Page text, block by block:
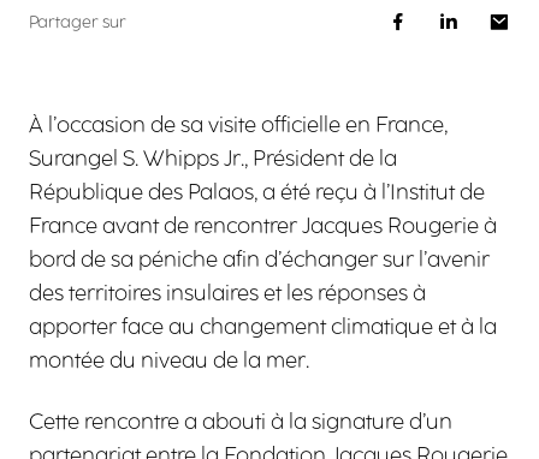
Partager sur
À l’occasion de sa visite officielle en France,
Surangel S. Whipps Jr., Président de la
République des Palaos, a été reçu à l’Institut de
France avant de rencontrer Jacques Rougerie à
bord de sa péniche afin d’échanger sur l’avenir
des territoires insulaires et les réponses à
apporter face au changement climatique et à la
montée du niveau de la mer.
Cette rencontre a abouti à la signature d’un